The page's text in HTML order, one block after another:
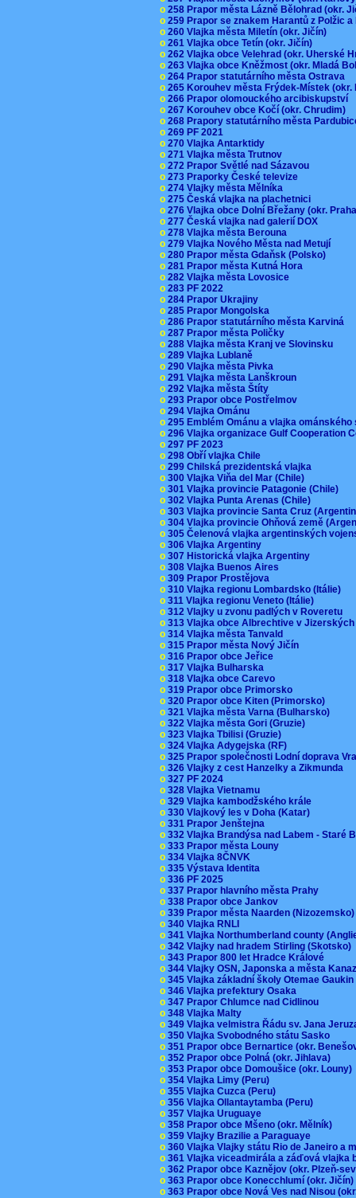
o 258 Prapor města Lázně Bělohrad (okr.
o 259 Prapor se znakem Harantů z Polžic
o 260 Vlajka města Miletín (okr. Jičín)
o 261 Vlajka obce Tetín (okr. Jičín)
o 262 Vlajka obce Velehrad (okr. Uherské
o 263 Vlajka obce Kněžmost (okr. Mladá
o 264 Prapor statutárního města Ostrava
o 265 Korouhev města Frýdek-Místek
o 266 Prapor olomouckého arcibiskupství
o 267 Korouhev obce Kočí (okr. Chrudim)
o 268 Prapory statutárního města
o 269 PF 2021
o 270 Vlajka Antarktidy
o 271 Vlajka města Trutnov
o 272 Prapor Světlé nad Sázavou
o 273 Praporky České televize
o 274 Vlajky města Mělníka
o 275 Česká vlajka na plachetnici
o 276 Vlajka obce Dolní Břežany (okr.
o 277 Česká vlajka nad galerií DOX
o 278 Vlajka města Berouna
o 279 Vlajka Nového Města nad Metují
o 280 Prapor města Gdaňsk (Polsko)
o 281 Prapor města Kutná Hora
o 282 Vlajka města Lovosice
o 283 PF 2022
o 284 Prapor Ukrajiny
o 285 Prapor Mongolska
o 286 Prapor statutárního města Karviná
o 287 Prapor města Poličky
o 288 Vlajka města Kranj ve Slovinsku
o 289 Vlajka Lublaně
o 290 Vlajka města Pivka
o 291 Vlajka města Lanškroun
o 292 Vlajka města Štíty
o 293 Prapor obce Postřelmov
o 294 Vlajka Ománu
o 295 Emblém Ománu a vlajka
o 296 Vlajka organizace Gulf Cooperation
o 297 PF 2023
o 298 Obří vlajka Chile
o 299 Chilská prezidentská vlajka
o 300 Vlajka Viňa del Mar (Chile)
o 301 Vlajka provincie Patagonie (Chile)
o 302 Vlajka Punta Arenas (Chile)
o 303 Vlajka provincie Santa Cruz
o 304 Vlajka provincie Ohňová země
o 305 Čelenová vlajka argentinských
o 306 Vlajka Argentiny
o 307 Historická vlajka Argentiny
o 308 Vlajka Buenos Aires
o 309 Prapor Prostějova
o 310 Vlajka regionu Lombardsko (Itálie)
o 311 Vlajka regionu Veneto (Itálie)
o 312 Vlajky u zvonu padlých v Roveretu
o 313 Vlajka obce Albrechtive v
o 314 Vlajka města Tanvald
o 315 Prapor města Nový Jičín
o 316 Prapor obce Jeřice
o 317 Vlajka Bulharska
o 318 Vlajka obce Carevo
o 319 Prapor obce Primorsko
o 320 Prapor obce Kiten (Primorsko)
o 321 Vlajka města Varna (Bulharsko)
o 322 Vlajka města Gori (Gruzie)
o 323 Vlajka Tbilisi (Gruzie)
o 324 Vlajka Adygejska (RF)
o 325 Prapor společnosti Lodní doprava
o 326 Vlajky z cest Hanzelky a Zikmunda
o 327 PF 2024
o 328 Vlajka Vietnamu
o 329 Vlajka kambodžského krále
o 330 Vlajkový les v Doha (Katar)
o 331 Prapor Jenštejna
o 332 Vlajka Brandýsa nad Labem - Staré
o 333 Prapor města Louny
o 334 Vlajka 8ČNVK
o 335 Výstava Identita
o 336 PF 2025
o 337 Prapor hlavního města Prahy
o 338 Prapor obce Jankov
o 339 Prapor města Naarden
o 340 Vlajka RNLI
o 341 Vlajka Northumberland county
o 342 Vlajky nad hradem Stirling (Skotsko)
o 343 Prapor 800 let Hradce Králové
o 344 Vlajky OSN, Japonska a města
o 345 Vlajka základní školy Otemae
o 346 Vlajka prefektury Osaka
o 347 Prapor Chlumce nad Cidlinou
o 348 Vlajka Malty
o 349 Vlajka velmistra Řádu sv. Jana
o 350 Vlajka Svobodného státu Sasko
o 351 Prapor obce Bernartice (okr.
o 352 Prapor obce Polná (okr. Jihlava)
o 353 Prapor obce Domoušice (okr. Louny)
o 354 Vlajka Limy (Peru)
o 355 Vlajka Cuzca (Peru)
o 356 Vlajka Ollantaytamba (Peru)
o 357 Vlajka Uruguaye
o 358 Prapor obce Mšeno (okr. Mělník)
o 359 Vlajky Brazilie a Paraguaye
o 360 Vlajka Vlajky státu Rio de Janeiro a
o 361 Vlajka viceadmirála a záďová
o 362 Prapor obce Kaznějov (okr. Plzeň-
o 363 Prapor obce Konecchlumí (okr.
o 363 Prapor obce Nová Ves nad Nisou